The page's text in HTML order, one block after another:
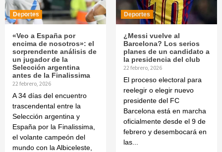
Deportes
«Veo a España por
encima de nosotros»: el
sorprendente análisis de
un jugador de la
Selección argentina
antes de la Finalissima
22 febrero, 2026
A 34 días del encuentro
trascendental entre la
Selección argentina y
España por la Finalissima,
el volante campeón del
mundo con la Albiceleste,
Deportes
¿Messi vuelve al
Barcelona? Los serios
planes de un candidato a
la presidencia del club
22 febrero, 2026
El proceso electoral para
reelegir o elegir nuevo
presidente del FC
Barcelona está en marcha
oficialmente desde el 9 de
febrero y desembocará en
las...